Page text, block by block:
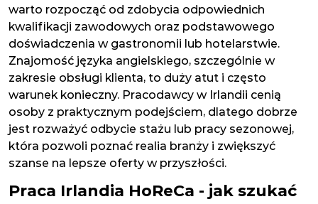
warto rozpocząć od zdobycia odpowiednich
kwalifikacji zawodowych oraz podstawowego
doświadczenia w gastronomii lub hotelarstwie.
Znajomość języka angielskiego, szczególnie w
zakresie obsługi klienta, to duży atut i często
warunek konieczny. Pracodawcy w Irlandii cenią
osoby z praktycznym podejściem, dlatego dobrze
jest rozważyć odbycie stażu lub pracy sezonowej,
która pozwoli poznać realia branży i zwiększyć
szanse na lepsze oferty w przyszłości.
Praca Irlandia HoReCa - jak szukać